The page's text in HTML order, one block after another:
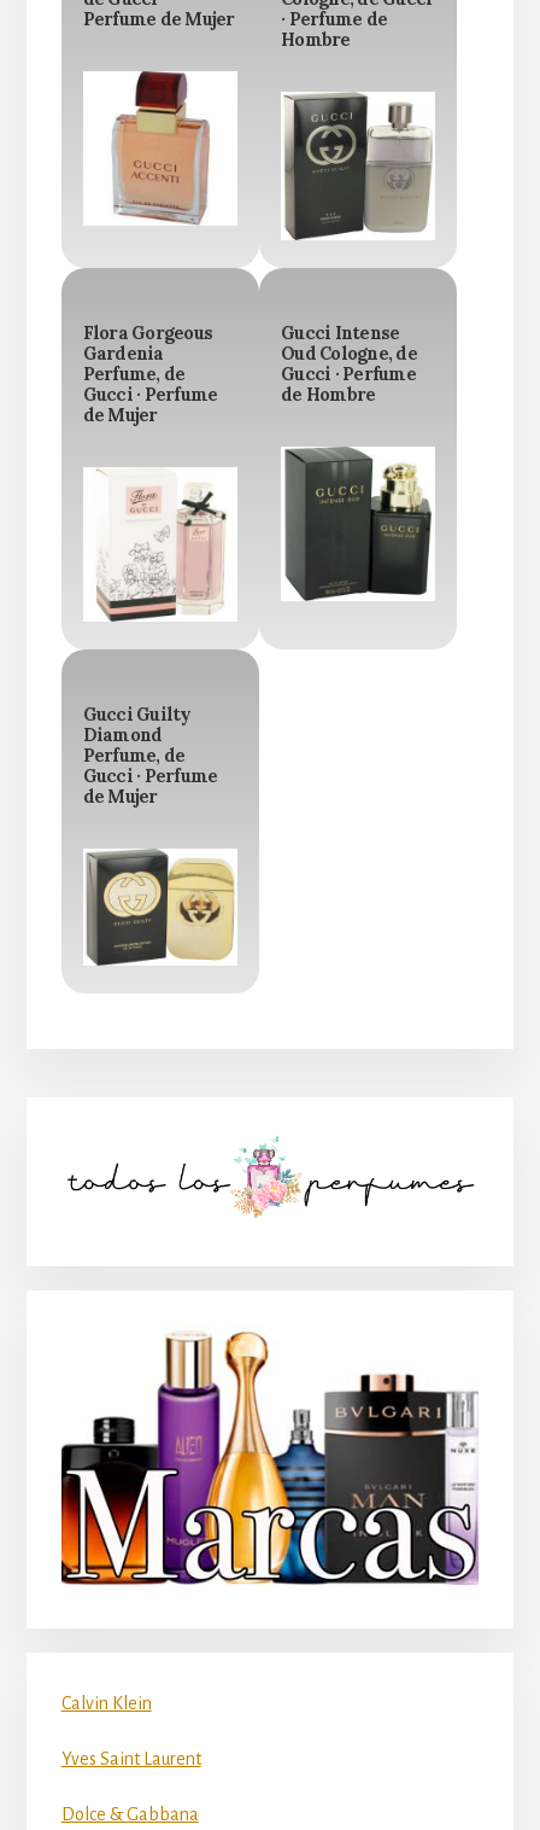
Perfume de Mujer
· Perfume de
Hombre
Flora Gorgeous
Gardenia
Perfume, de
Gucci · Perfume
de Mujer
Gucci Intense
Oud Cologne, de
Gucci · Perfume
de Hombre
Gucci Guilty
Diamond
Perfume, de
Gucci · Perfume
de Mujer
lateral
Calvin Klein
Yves Saint Laurent
Dolce & Gabbana